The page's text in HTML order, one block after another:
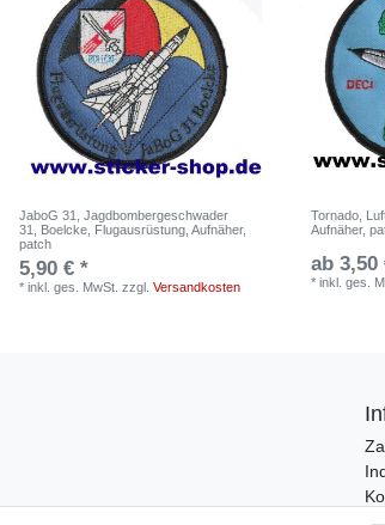
JaboG 31, Jagdbombergeschwader
31, Boelcke, Flugausrüstung, Aufnäher,
patch
5,90 € *
* inkl. ges. MwSt. zzgl. Versandkosten
Tornado,
Aufnäher,
ab 3,50
*inkl. ges.